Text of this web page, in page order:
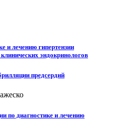
и лечению гипертензии
эндокринологов
предсердий
по диагностике и лечению